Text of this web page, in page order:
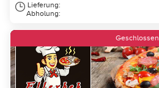
Lieferung:
Abholung:
Geschlossen